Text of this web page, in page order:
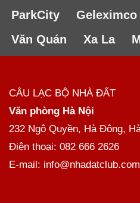
ParkCity
Geleximco
Văn Quán
Xa La
CÂU LẠC BỘ NHÀ ĐẤT
Văn phòng Hà Nội
232 Ngô Quyền, Hà Đông,
Điện thoại: 082 666 2626
E-mail: info@nhadatclub.com